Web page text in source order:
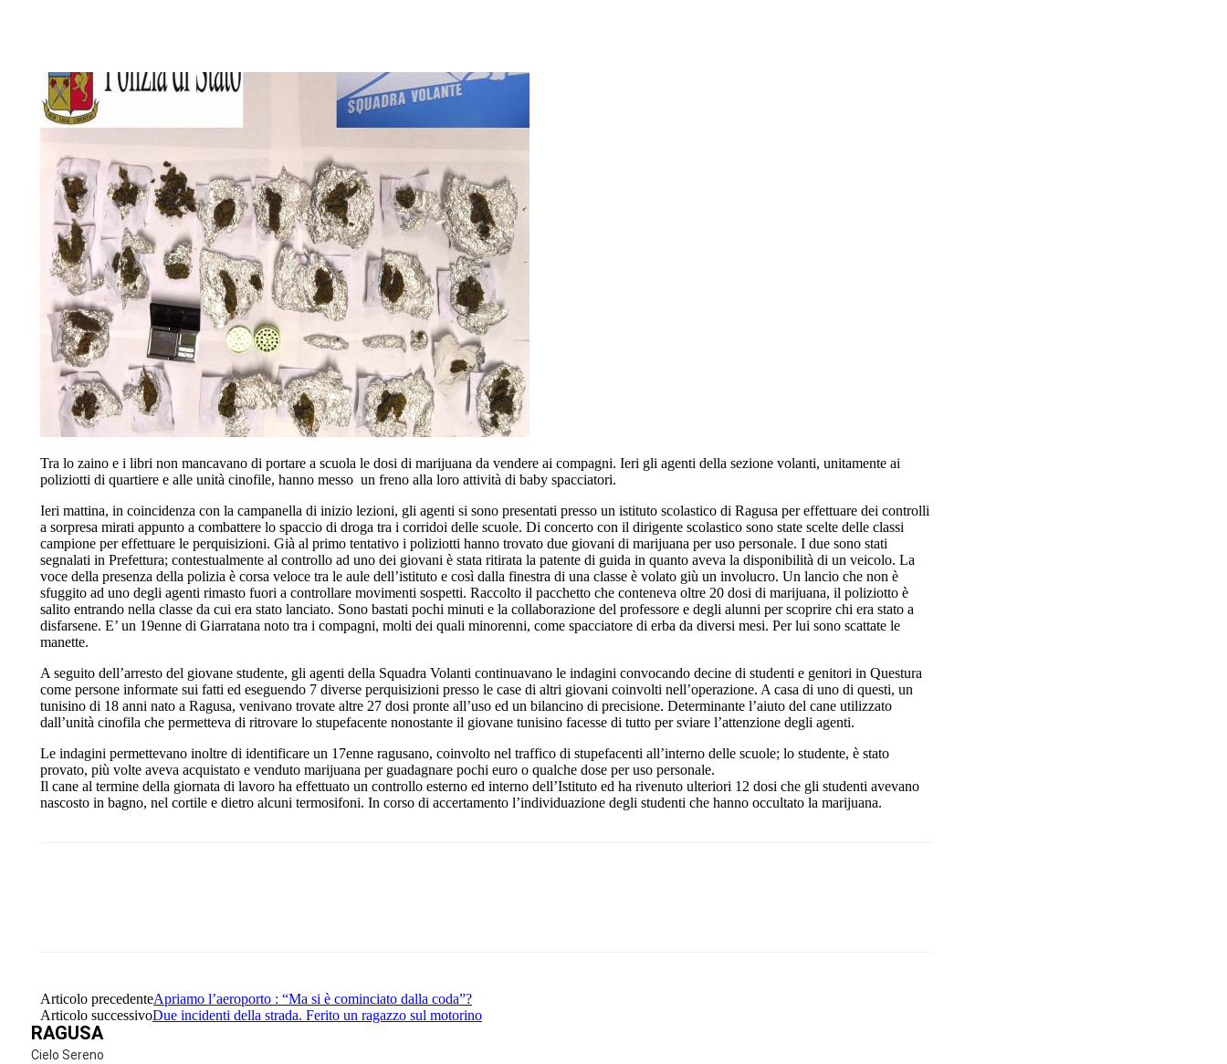
Tra lo zaino e i libri non mancavano di portare a scuola le dosi di marijuana da vendere ai compagni. Ieri gli agenti della sezione volanti, unitamente ai
poliziotti di quartiere e alle unità cinofile, hanno messo un freno alla loro attività di baby spacciatori.
Ieri mattina, in coincidenza con la campanella di inizio lezioni, gli agenti si sono presentati presso un istituto scolastico di Ragusa per effettuare dei controlli
a sorpresa mirati appunto a combattere lo spaccio di droga tra i corridoi delle scuole. Di concerto con il dirigente scolastico sono state scelte delle classi
campione per effettuare le perquisizioni. Già al primo tentativo i poliziotti hanno trovato due giovani di marijuana per uso personale. I due sono stati
segnalati in Prefettura; contestualmente al controllo ad uno dei giovani è stata ritirata la patente di guida in quanto aveva la disponibilità di un veicolo. La
voce della presenza della polizia è corsa veloce tra le aule dell’istituto e così dalla finestra di una classe è volato giù un involucro. Un lancio che non è
sfuggito ad uno degli agenti rimasto fuori a controllare movimenti sospetti. Raccolto il pacchetto che conteneva oltre 20 dosi di marijuana, il poliziotto è
salito entrando nella classe da cui era stato lanciato. Sono bastati pochi minuti e la collaborazione del professore e degli alunni per scoprire chi era stato a
disfarsene. E’ un 19enne di Giarratana noto tra i compagni, molti dei quali minorenni, come spacciatore di erba da diversi mesi. Per lui sono scattate le
manette.
A seguito dell’arresto del giovane studente, gli agenti della Squadra Volanti continuavano le indagini convocando decine di studenti e genitori in Questura
come persone informate sui fatti ed eseguendo 7 diverse perquisizioni presso le case di altri giovani coinvolti nell’operazione. A casa di uno di questi, un
tunisino di 18 anni nato a Ragusa, venivano trovate altre 27 dosi pronte all’uso ed un bilancino di precisione. Determinante l’aiuto del cane utilizzato
dall’unità cinofila che permetteva di ritrovare lo stupefacente nonostante il giovane tunisino facesse di tutto per sviare l’attenzione degli agenti.
Le indagini permettevano inoltre di identificare un 17enne ragusano, coinvolto nel traffico di stupefacenti all’interno delle scuole; lo studente, è stato
provato, più volte aveva acquistato e venduto marijuana per guadagnare pochi euro o qualche dose per uso personale.
Il cane al termine della giornata di lavoro ha effettuato un controllo esterno ed interno dell’Istituto ed ha rivenuto ulteriori 12 dosi che gli studenti avevano
nascosto in bagno, nel cortile e dietro alcuni termosifoni. In corso di accertamento l’individuazione degli studenti che hanno occultato la marijuana.
Articolo precedenteApriamo l’aeroporto : “Ma si è cominciato dalla coda”?
Articolo successivoDue incidenti della strada. Ferito un ragazzo sul motorino
RAGUSA
Cielo Sereno